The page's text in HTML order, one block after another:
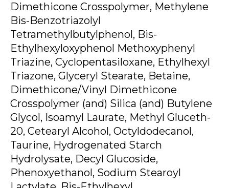
Dimethicone Crosspolymer, Methylene
Bis-Benzotriazolyl
Tetramethylbutylphenol, Bis-
Ethylhexyloxyphenol Methoxyphenyl
Triazine, Cyclopentasiloxane, Ethylhexyl
Triazone, Glyceryl Stearate, Betaine,
Dimethicone/Vinyl Dimethicone
Crosspolymer (and) Silica (and) Butylene
Glycol, Isoamyl Laurate, Methyl Gluceth-
20, Cetearyl Alcohol, Octyldodecanol,
Taurine, Hydrogenated Starch
Hydrolysate, Decyl Glucoside,
Phenoxyethanol, Sodium Stearoyl